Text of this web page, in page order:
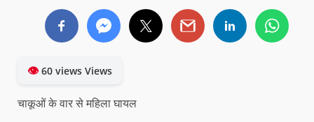
👁60 views Views
चाकूओं के वार से महिला घायल